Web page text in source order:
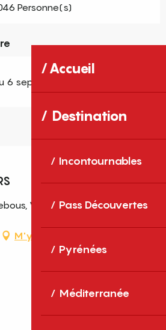
Accueil
Destination
Incontournables
Pass Découvertes
Pyrénées
Méditerranée
Personne(s)
6 septembre 2026
Village, 66700 Argelès-
M'y rendre